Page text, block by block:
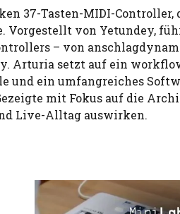
37-Tasten-MIDI-Controller,
von Yetundey,
– von
Arturia setzt auf ein
ein umfangreiches
mit Fokus auf die
Live-Alltag auswirken.